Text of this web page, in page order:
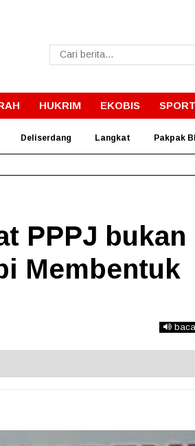
HUKRIM EKOBIS SPORT
Deliserdang Langkat Pakpak
PPPJ bukan
Membentuk